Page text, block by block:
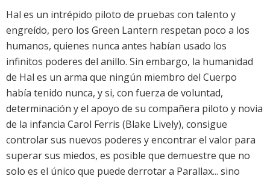
Hal es un intrépido piloto de pruebas con talento y
engreído, pero los Green Lantern respetan poco a los
humanos, quienes nunca antes habían usado los
infinitos poderes del anillo. Sin embargo, la humanidad
de Hal es un arma que ningún miembro del Cuerpo
había tenido nunca, y si, con fuerza de voluntad,
determinación y el apoyo de su compañera piloto y novia
de la infancia Carol Ferris (Blake Lively), consigue
controlar sus nuevos poderes y encontrar el valor para
superar sus miedos, es posible que demuestre que no
solo es el único que puede derrotar a Parallax... sino